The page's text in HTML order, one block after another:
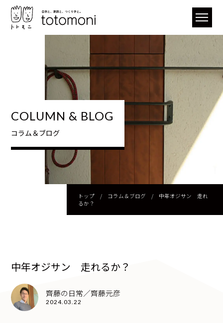
COLUMN & BLOG
コラム＆ブログ
トップ/ コラム＆ブログ / 中年オジサン 走れ
るか？
中年オジサン 走れるか？
齊藤の日常／齊藤元彦
2024.03.22